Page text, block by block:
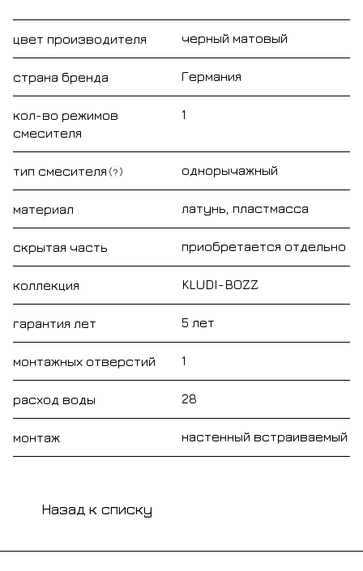
цвет производителя черный матовый
страна бренда Германия
кол-во режимов
смесителя
1
тип смесителя ? однорычажный
материал латунь, пластмасса
скрытая часть приобретается отдельно
коллекция KLUDI-BOZZ
гарантия лет 5 лет
монтажных отверстий 1
расход воды 28
монтаж настенный встраиваемый
Назад к списку